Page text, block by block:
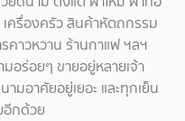
เครื่องครัว สินค้าหัตถกรรม
คาวหวาน ร้านกาแฟ ฯลฯ
อร่อยๆ ขายอยู่หลายเจ้า
ามอาศัยอยู่เยอะ และทุกเย็น
อีกด้วย